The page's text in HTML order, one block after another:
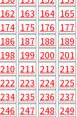
162 163 164 165
174 175 176 177
186 187 188 189
198 199 200 201
210 211 212 213
222 223 224 225
234 235 236 237
246 247 248 249